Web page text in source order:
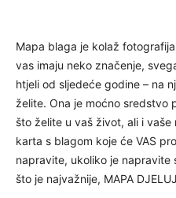
Mapa blaga je kolaž
vas imaju neko značenje,
htjeli od sljedeće godine – na
želite. Ona je moćno sredstvo
što želite u vaš život, ali i
karta s blagom koje će VAS
napravite, ukoliko je napravite
što je najvažnije, MAPA